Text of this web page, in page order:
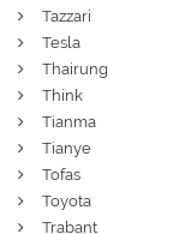
Tazzari
Tesla
Thairung
Think
Tianma
Tianye
Tofas
Toyota
Trabant